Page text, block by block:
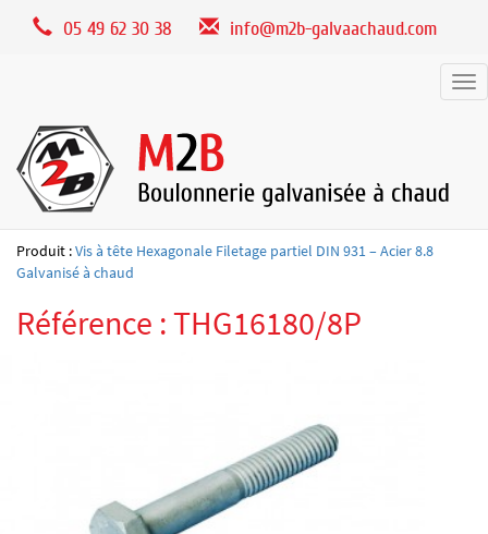
05 49 62 30 38 info@m2b-galvaachaud.com
Produit :Vis à tête Hexagonale Filetage partiel DIN 931 – Acier 8.8
Galvanisé à chaud
Référence : THG16180/8P